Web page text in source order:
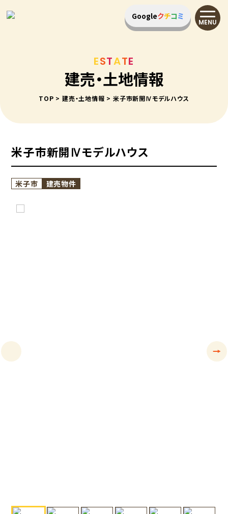
Googleクチコミ
MENU
ESTATE
建売・土地情報
TOP >建売・土地情報 >米子市新開Ⅳモデルハウス
米子市新開Ⅳモデルハウス
米子市 建売物件